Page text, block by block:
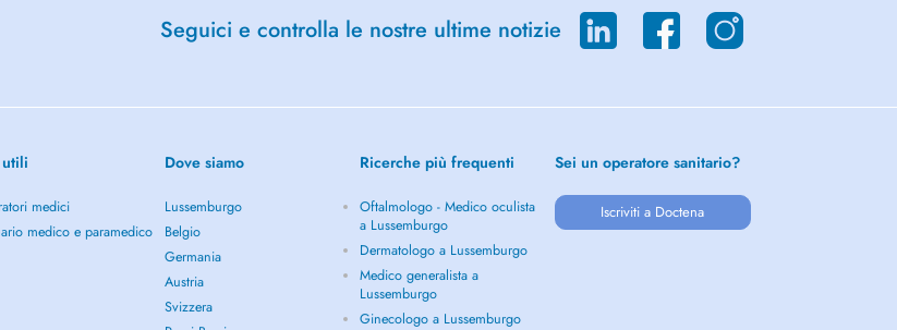
Seguici e controlla le nostre ultime notizie
medici
medico e paramedico
Dove siamo
Lussemburgo
Belgio
Germania
Austria
Svizzera
Ricerche più frequenti
Oftalmologo - Medico oculista
a Lussemburgo
Dermatologo a Lussemburgo
Medico generalista a
Lussemburgo
Ginecologo a Lussemburgo
Sei un operatore sanitario?
Iscriviti a Doctena